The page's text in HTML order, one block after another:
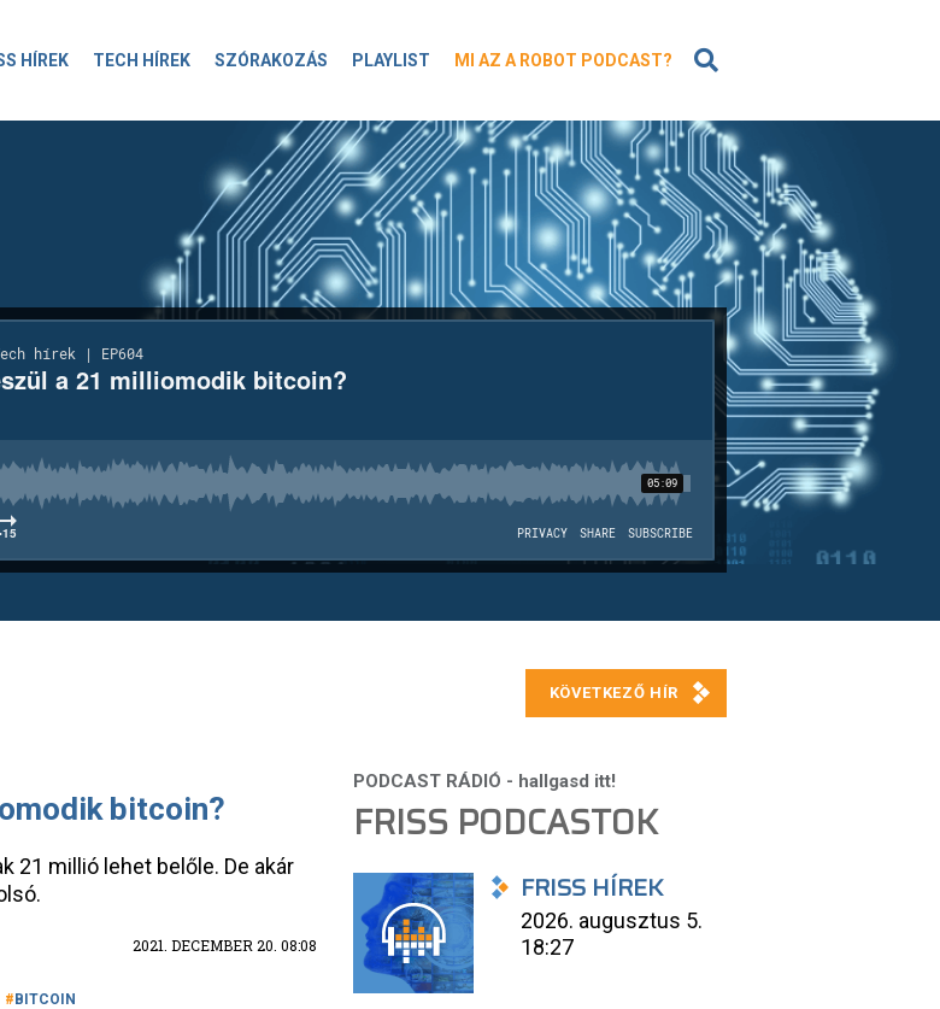
HÍREK TECH HÍREK SZÓRAKOZÁS PLAYLIST MI AZ A ROBOT PODCAST?
bitcoin?
21 millió lehet belőle. De akár
2021. DECEMBER 20. 08:08
BITCOIN
FRISS PODCASTOK
FRISS HÍREK
2026. augusztus 5.
18:27